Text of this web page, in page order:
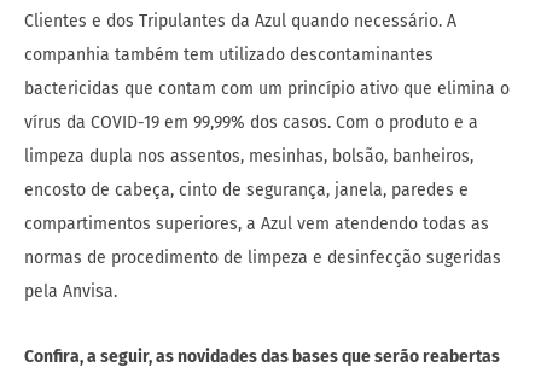
Clientes e dos Tripulantes da Azul quando necessário. A
companhia também tem utilizado descontaminantes
bactericidas que contam com um princípio ativo que elimina o
vírus da COVID-19 em 99,99% dos casos. Com o produto e a
limpeza dupla nos assentos, mesinhas, bolsão, banheiros,
encosto de cabeça, cinto de segurança, janela, paredes e
compartimentos superiores, a Azul vem atendendo todas as
normas de procedimento de limpeza e desinfecção sugeridas
pela Anvisa.
Confira, a seguir, as novidades das bases que serão reabertas